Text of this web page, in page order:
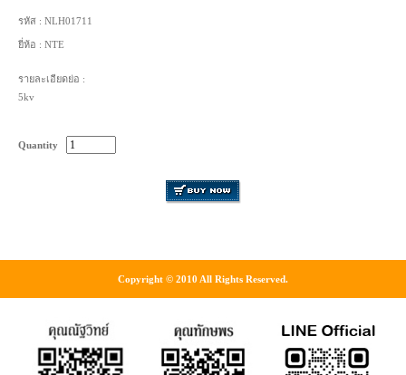
รหัส : NLH01711
ยี่ห้อ : NTE
รายละเอียดย่อ :
5kv
Quantity
Copyright © 2010 All Rights Reserved.